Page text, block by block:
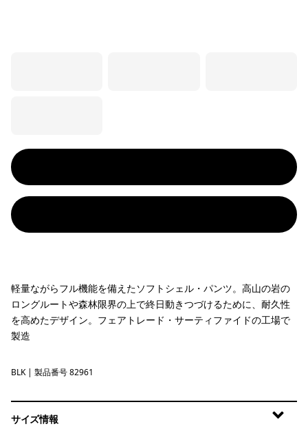
軽量ながらフル機能を備えたソフトシェル・パンツ。高山の岩の
ロングルートや森林限界の上で終日動きつづけるために、耐久性
を高めたデザイン。フェアトレード・サーティファイドの工場で
製造
Black
BLK | 製品番号 82961
サイズ情報